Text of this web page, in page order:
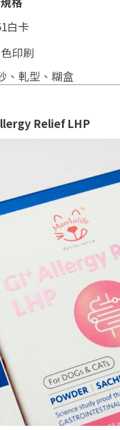
白卡
印刷
、軋型、糊盒
Relief LHP